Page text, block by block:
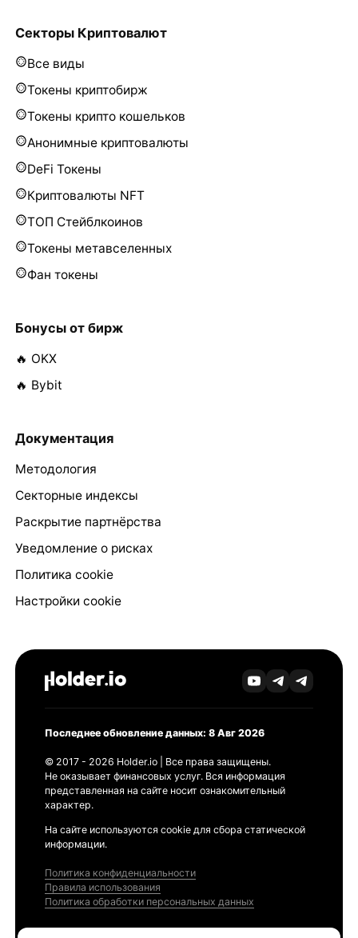
Секторы Криптовалют
Все виды
Токены криптобирж
Токены крипто кошельков
Анонимные криптовалюты
DeFi Токены
Криптовалюты NFT
ТОП Стейблкоинов
Токены метавселенных
Фан токены
Бонусы от бирж
🔥 OKX
🔥 Bybit
Документация
Методология
Секторные индексы
Раскрытие партнёрства
Уведомление о рисках
Политика cookie
Настройки cookie
Последнее обновление данных: 8 Авг 2026
© 2017 - 2026 Holder.io | Все права защищены.
Не оказывает финансовых услуг. Вся информация
представленная на сайте носит ознакомительный
характер.
На сайте используются cookie для сбора статической
информации.
Политика конфиденциальности
Правила использования
Политика обработки персональных данных